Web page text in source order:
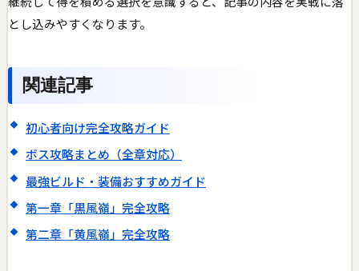
とし込みやすくなります。
関連記事
初心者向け完全攻略ガイド
ボス攻略まとめ（全章対応）
最強ビルド・装備おすすめガイド
第一章「黒風嶺」完全攻略
第二章「黄風嶺」完全攻略